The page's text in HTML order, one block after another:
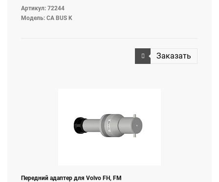
Артикул: 72244
Модель: CA BUS K
Заказать
Передний адаптер для Volvo FH, FM